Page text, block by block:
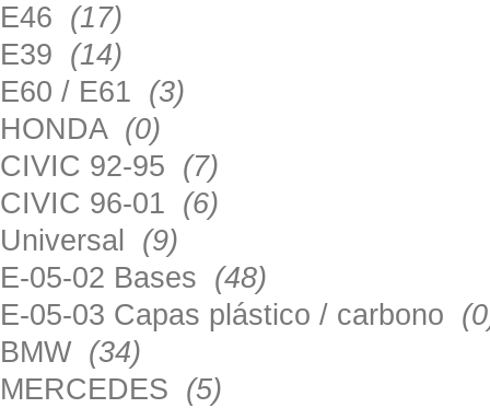
E46 (17)
E39 (14)
E60 / E61 (3)
HONDA (0)
CIVIC 92-95 (7)
CIVIC 96-01 (6)
Universal (9)
E-05-02 Bases (48)
E-05-03 Capas plástico / carbono
BMW (34)
MERCEDES (5)